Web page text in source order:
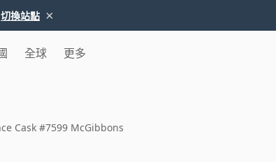
切換站點 ×
全球 更多
Cask #7599 McGibbons